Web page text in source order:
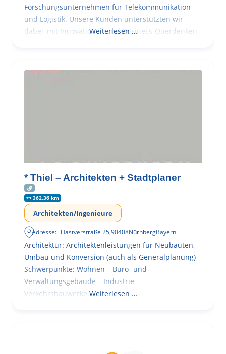
Forschungsunternehmen für Telekommunikation
und Logistik. Unsere Kunden unterstützten wir
dabei, mit Innovationen und Business-Querdenken
Weiterlesen …
* Thiel – Architekten + Stadtplaner
362.36 km
Architekten/Ingenieure
Adresse: Hastverstraße 25,90408NürnbergBayern
Architektur: Architektenleistungen für Neubauten,
Umbau und Konversion (auch als Generalplanung)
Schwerpunkte: Wohnen – Büro- und
Verwaltungsgebäude – Industrie –
Verkehrsbauwerke. Weiterlesen …